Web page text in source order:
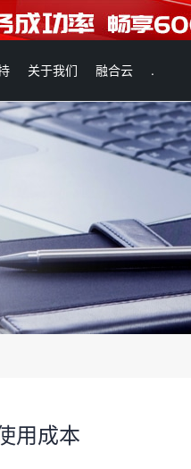
关于我们 融合云 .
用成本